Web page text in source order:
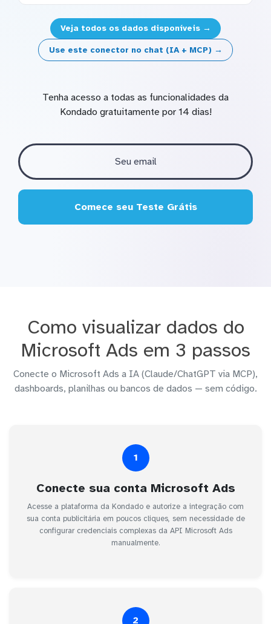
Veja todos os dados disponíveis →
Use este conector no chat (IA + MCP) →
Tenha acesso a todas as funcionalidades da
Kondado gratuitamente por 14 dias!
Comece seu Teste Grátis
Como visualizar dados do
Microsoft Ads em 3 passos
Conecte o Microsoft Ads a IA (Claude/ChatGPT via MCP),
dashboards, planilhas ou bancos de dados — sem código.
1
Conecte sua conta Microsoft Ads
Acesse a plataforma da Kondado e autorize a integração com
sua conta publicitária em poucos cliques, sem necessidade de
configurar credenciais complexas da API Microsoft Ads
manualmente.
2